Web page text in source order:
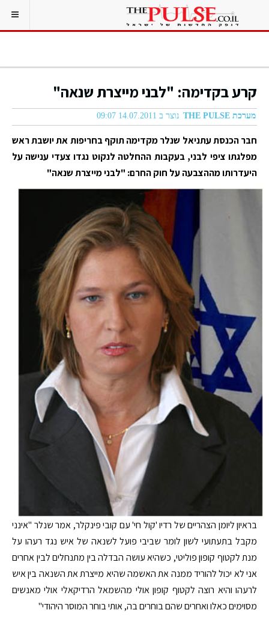
קרע בקדימה: "לבני מייצרת שנאה"
מערכת THE PULSE נוצר ב 14.07.2011 09:07
חבר הכנסת עתניאל שנלר מקדימה תוקף בחריפות את יושבת ראש
מפלגתו ציפי לבני, בעקבות ההחלטה לנקוט נגדו צעדי ענישה על
היעדרותו מההצבעה על חוק החרם: "לבני מייצרת שנאה"
בראיון ליומן הצהריים של רדיו 'קול חי' עם קובי פינקלר, אמר שנלר "אינני
מקבל בתעתועי לשון לומר שביבי פועל לשנאה של איש נגד רעהו על
מנת לקטוף קופון פוליטי, כשהיא עושה הבדלה בין מתנחלים לבין אחרים
אני לא יכול להוריד ממנה את האשמה שהיא מייצרת את השנאה בין איש
לרעהו והיא רוצה לקטוף קופון אולי מהשמאל הרדיקאלי אולי מאנשים
מסוימים כאלו ואחרים שהם בוחרים בה, אותי בוחר המוסר היהודי"